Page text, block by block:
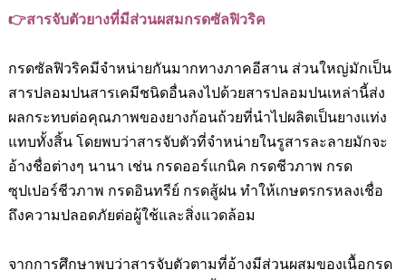
👉สารจับตัวยางที่มีส่วนผสมกรดซัลฟิวริค
กรดซัลฟิวริคมีจำหน่ายกันมากทางภาคอีสาน ส่วนใหญ่มักเป็น
สารปลอมปนสารเคมีชนิดอื่นลงไปด้วยสารปลอมปนเหล่านี้ส่ง
ผลกระทบต่อคุณภาพของยางก้อนถ้วยที่นำไปผลิตเป็นยางแท่ง
แทบทั้งสิ้น โดยพบว่าสารจับตัวที่จำหน่ายในรูสารละลายมักจะ
อ้างชื่อต่างๆ นานา เช่น กรดออร์แกนิค กรดชีวภาพ กรด
ซุปเปอร์ชีวภาพ กรดอินทรีย์ กรดสู้ฝน ทำให้เกษตรกรหลงเชื่อ
ถึงความปลอดภัยต่อผู้ใช้และสิ่งแวดล้อม
จากการศึกษาพบว่าสารจับตัวตามที่อ้างมีส่วนผสมของเนื้อกรด